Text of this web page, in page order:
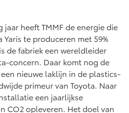
heeft TMMF de energie die
te produceren met 59%
de fabriek een wereldleider
concern. Daar komt nog de
nieuwe laklijn in de plastics-
primeur van Toyota. Naar
een jaarlijkse
CO2 opleveren. Het doel van